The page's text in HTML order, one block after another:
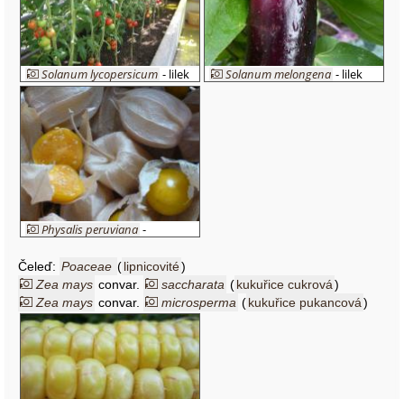
Solanum lycopersicum - lilek
rajče
Solanum melongena - lilek
Physalis peruviana -
plody
Čeleď: Poaceae (lipnicovité)
Zea mays convar. saccharata (kukuřice cukrová)
Zea mays convar. microsperma (kukuřice pukancová)